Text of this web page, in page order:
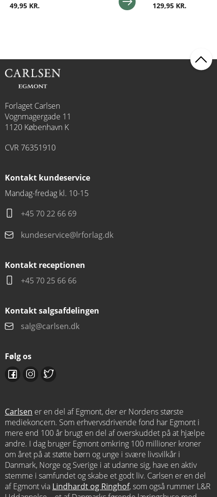
49,95 KR. 129,95 KR.
Forlaget Carlsen
Vognmagergade 11
1120 København K
CVR 76351910
Kontakt kundeservice
Mandag-fredag kl. 10-15
+45 70 22 66 69
kundeservice@lrforlag.dk
Kontakt receptionen
+45 70 25 66 66
Kontakt salgsafdelingen
salg@carlsen.dk
Følg os
Carlsen er en del af Egmont, der er Nordens største
mediekoncern. Som erhvervsdrivende fond har Egmont i
mere end 100 år brugt en del af overskuddet på at hjælpe
andre. I dag bruger Egmont omkring 100 millioner kroner
om året på at støtte børn og unge i svære livsvilkår i
Danmark, Norge og Sverige i at udanne sig, have en aktiv
stemme i samfundet og skabe et godt liv. Carlsen er en del
af Egmont via Lindhardt og Ringhof, som også rummer L&R